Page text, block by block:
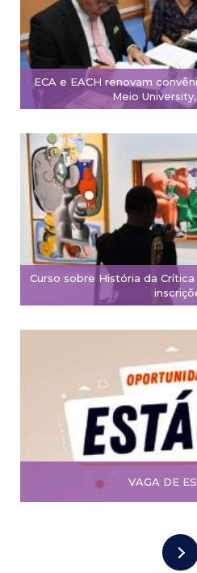
ECA e EACH renovam
Meio
Curso sobre História da
VAGA DE